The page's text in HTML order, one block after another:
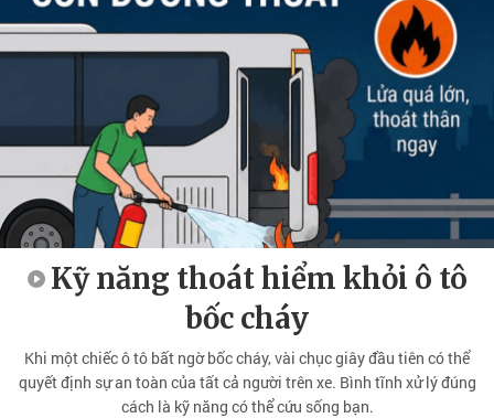
Kỹ năng thoát hiểm khỏi ô tô
bốc cháy
Khi một chiếc ô tô bất ngờ bốc cháy, vài chục giây đầu tiên có thể
quyết định sự an toàn của tất cả người trên xe. Bình tĩnh xử lý đúng
cách là kỹ năng có thể cứu sống bạn.